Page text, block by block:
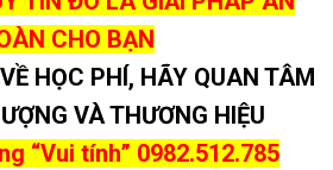
CHO BẠN
HỌC PHÍ, HÃY QUAN TÂM
VÀ THƯƠNG HIỆU
“Vui tính” 0982.512.785